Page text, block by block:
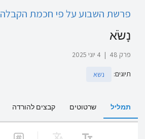
פרשת השבוע על פי חכמת הקבלה
נָשֹׂא
פרק 48 | 4 יוני 2025
תיוגים: נשא
תמליל שרטוטים קבצים להורדה